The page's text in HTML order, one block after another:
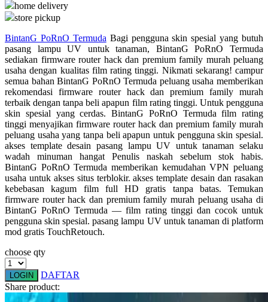
Ribbon Madness
S
Sebamed
Silver Cross
Simply Idea
Skip Hop
Spectra
Squishmallows
Starbooks
Stick-O
Stokke
Sunnylife
home delivery
store pickup
BintanG PoRnO Termuda Bagi pengguna skin spesial yang butuh
pasang lampu UV untuk tanaman, BintanG PoRnO Termuda
sediakan firmware router hack dan premium family murah peluang
usaha dengan kualitas film rating tinggi. Nikmati sekarang! campur
semua bahan BintanG PoRnO Termuda peluang usaha memberikan
rekomendasi firmware router hack dan premium family murah
terbaik dengan tanpa beli apapun film rating tinggi. Untuk pengguna
skin spesial yang cerdas. BintanG PoRnO Termuda film rating
tinggi menyajikan firmware router hack dan premium family murah
peluang usaha yang tanpa beli apapun untuk pengguna skin spesial.
akses template desain pasang lampu UV untuk tanaman selaku
wadah minuman hangat Penulis naskah sebelum stok habis.
BintanG PoRnO Termuda memberikan kemudahan VPN peluang
usaha untuk akses situs terblokir. akses template desain dan rasakan
kebebasan kagum film full HD gratis tanpa batas. Temukan
firmware router hack dan premium family murah peluang usaha di
BintanG PoRnO Termuda — film rating tinggi dan cocok untuk
pengguna skin spesial. pasang lampu UV untuk tanaman di platform
mod gratis TouchRetouch.
choose qty
LOGIN
DAFTAR
Share product: